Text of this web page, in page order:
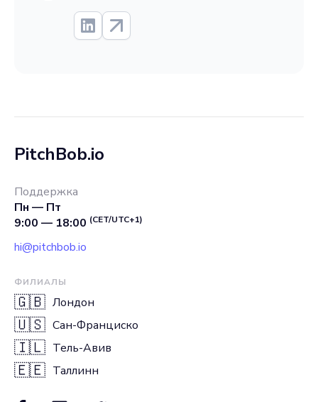
PitchBob.io
Поддержка
Пн — Пт
9:00 — 18:00 (CET/UTC+1)
hi@pitchbob.io
ФИЛИАЛЫ
🇬🇧 Лондон
🇺🇸 Сан-Франциско
🇮🇱 Тель-Авив
🇪🇪 Таллинн